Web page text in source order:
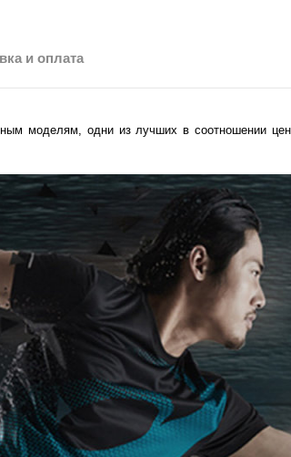
и оплата
моделям, одни из лучших в соотношении